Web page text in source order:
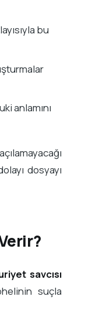
bu
anlamını
dosyayı
savcısı
suçla